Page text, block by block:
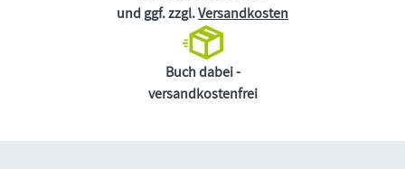
und ggf. zzgl.Versandkosten
Buch dabei -
versandkostenfrei